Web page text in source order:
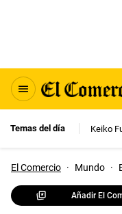
Temas del día Keiko
El Comercio · Mundo ·
Añadir El